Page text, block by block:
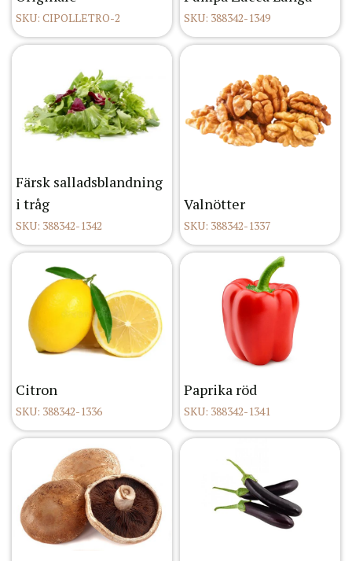
SKU: CIPOLLETRO-2 SKU: 388342-1349
Färsk salladsblandning
i tråg
SKU: 388342-1342
Valnötter
SKU: 388342-1337
Citron
SKU: 388342-1336
Paprika röd
SKU: 388342-1341